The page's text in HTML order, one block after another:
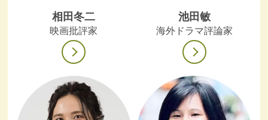
相田冬二
映画批評家
池田敏
海外ドラマ評論家